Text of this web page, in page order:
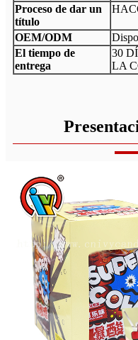
Proceso de dar un
título
OEM/ODM
El tiempo de
entrega
30
LA